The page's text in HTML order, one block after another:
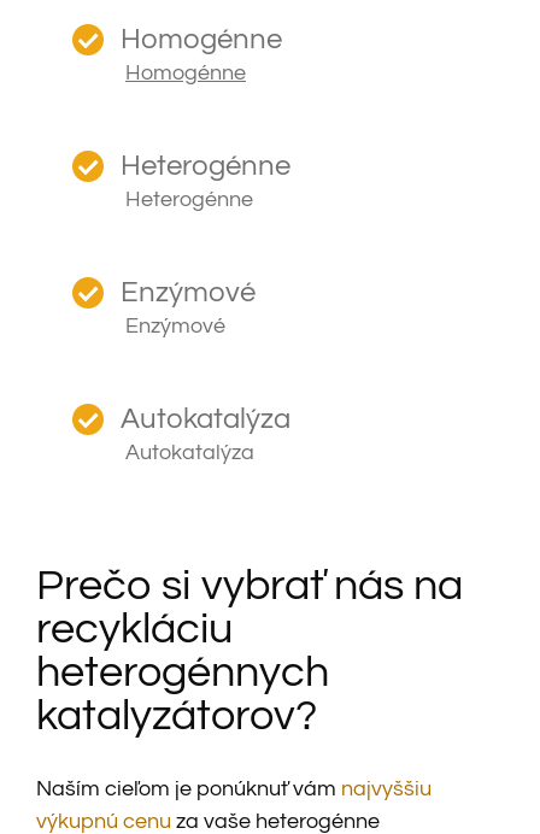
Homogénne
Homogénne
Heterogénne
Heterogénne
Enzýmové
Enzýmové
Autokatalýza
Autokatalýza
Prečo si vybrať nás na
recykláciu
heterogénnych
katalyzátorov?
Naším cieľom je ponúknuť vám najvyššiu
výkupnú cenu za vaše heterogénne